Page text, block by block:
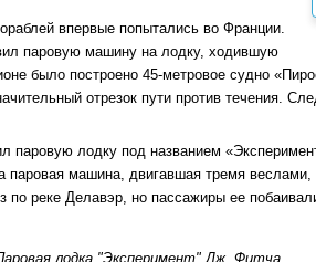
впервые попытались во Франции.
паровую машину на лодку, ходившую
было построено 45-метровое судно
отрезок пути против течения.
паровую лодку под названием
паровая машина, двигавшая тремя
по реке Делавэр, но пассажиры ее
лодка "Эксперимент" Дж. Фитча